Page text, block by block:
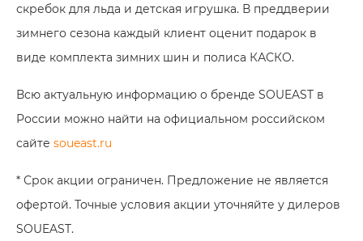
скребок для льда и детская игрушка. В преддверии
зимнего сезона каждый клиент оценит подарок в
виде комплекта зимних шин и полиса КАСКО.
Всю актуальную информацию о бренде SOUEAST в
России можно найти на официальном российском
сайте soueast.ru
* Срок акции ограничен. Предложение не является
офертой. Точные условия акции уточняйте у дилеров
SOUEAST.